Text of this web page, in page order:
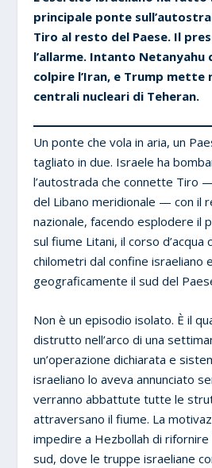
principale ponte
Tiro al resto del Paese. Il
l’allarme. Intanto Netanyahu
colpire l’Iran, e Trump mette
centrali nucleari di Teheran.
Un ponte che vola in aria, un
tagliato in due. Israele ha
l’autostrada che connette Tiro
del Libano meridionale — con il
nazionale, facendo esplodere il
sul fiume Litani, il corso d’acqua
chilometri dal confine israeliano
geograficamente il sud del
Non è un episodio isolato. È il
distrutto nell’arco di una
un’operazione dichiarata e
israeliano lo aveva annunciato
verranno abbattute tutte le
attraversano il fiume. La
impedire a Hezbollah di
sud, dove le truppe israeliane